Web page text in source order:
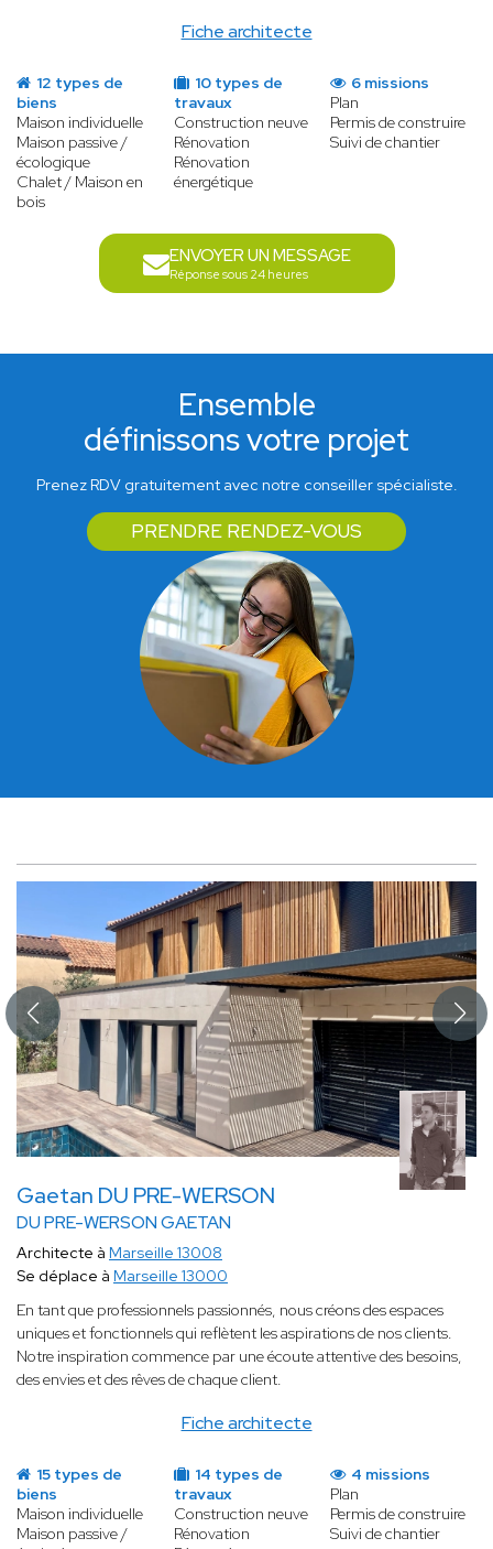
Fiche architecte
12 types de
biens
Maison individuelle
Maison passive /
écologique
Chalet / Maison en
bois
10 types de
travaux
Construction neuve
Rénovation
Rénovation
énergétique
6 missions
Plan
Permis de construire
Suivi de chantier
ENVOYER UN MESSAGE
Réponse sous 24 heures
Ensemble
définissons votre projet
Prenez RDV gratuitement avec notre conseiller spécialiste.
PRENDRE RENDEZ-VOUS
Gaetan DU PRE-WERSON
DU PRE-WERSON GAETAN
Fiche architecte
Architecte à Marseille 13008
Se déplace à Marseille 13000
En tant que professionnels passionnés, nous créons des espaces
uniques et fonctionnels qui reflètent les aspirations de nos clients.
Notre inspiration commence par une écoute attentive des besoins,
des envies et des rêves de chaque client.
15 types de
biens
Maison individuelle
Maison passive /
14 types de
travaux
Construction neuve
Rénovation
4 missions
Plan
Permis de construire
Suivi de chantier